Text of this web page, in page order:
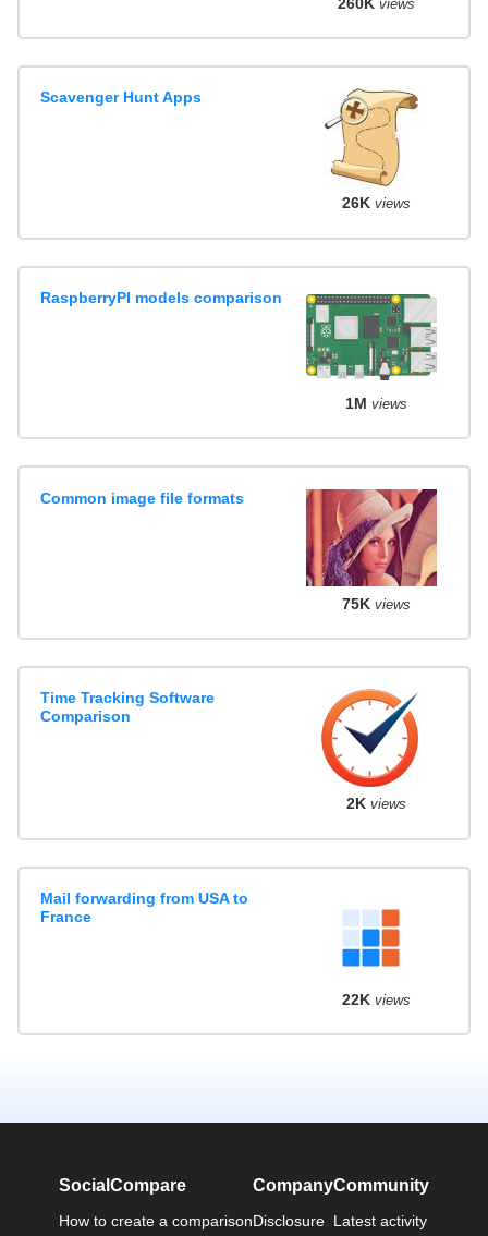
views
Scavenger Hunt Apps
26K views
RaspberryPI models comparison
1M views
Common image file formats
75K views
Time Tracking Software
Comparison
2K views
Mail forwarding from USA to
France
22K views
SocialCompare
How to create a comparison
Company
Disclosure
Community
Latest activity